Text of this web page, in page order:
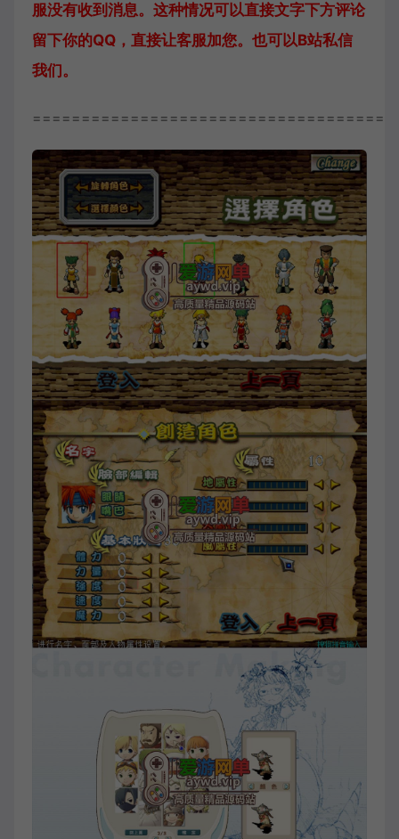
服没有收到消息。这种情况可以直接文字下方评论
留下你的QQ，直接让客服加您。也可以B站私信
我们。